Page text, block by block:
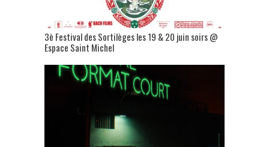
3è Festival des Sortilèges les 19 & 20 juin soirs @
Espace Saint Michel